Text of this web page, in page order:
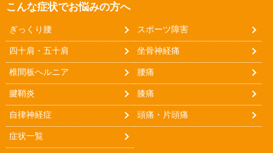
こんな症状でお悩みの方へ
ぎっくり腰 スポーツ障害
四十肩・五十肩 坐骨神経痛
椎間板ヘルニア 腰痛
腱鞘炎 膝痛
自律神経症 頭痛・片頭痛
症状一覧